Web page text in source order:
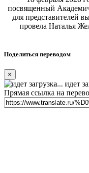
посвященный
для представителей
провела Наталья
Поделиться переводом
×
идет
Прямая ссылка на